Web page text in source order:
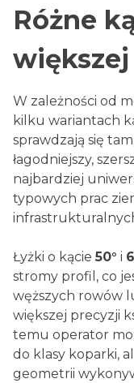
Różne
W zależności od
kilku wariantach
sprawdzają się
łagodniejszy,
najbardziej
typowych prac
Łyżki o kącie 50° i
stromy profil, co
węższych rowów
większej precyzji
temu operator
do klasy koparki,
geometrii